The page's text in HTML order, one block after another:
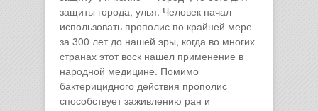
защиты города, улья. Человек начал
использовать прополис по крайней мере
за 300 лет до нашей эры, когда во многих
странах этот воск нашел применение в
народной медицине. Помимо
бактерицидного действия прополис
способствует заживлению ран и